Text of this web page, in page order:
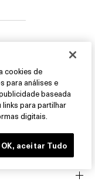
cookies de
para análises e
baseada
para partilhar
digitais.
OK, aceitar Tudo